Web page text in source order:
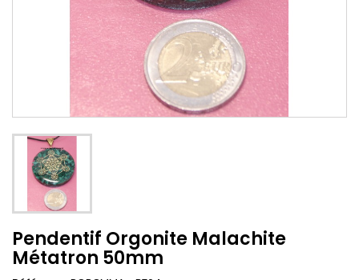
Pendentif Orgonite Malachite
Métatron 50mm